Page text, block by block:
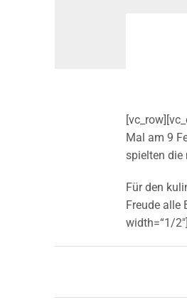
Mal am 9
spielten die
Für den
Freude alle
width=“1/